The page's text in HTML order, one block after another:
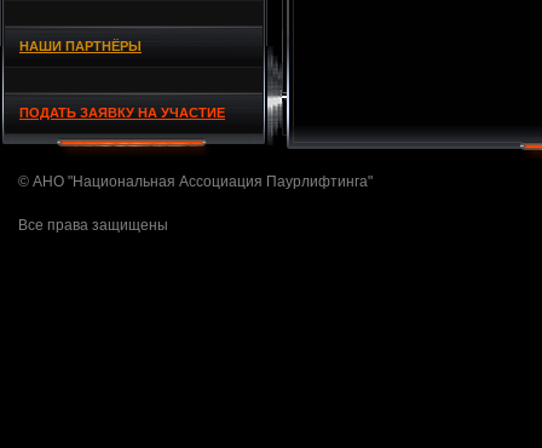
НАШИ ПАРТНЁРЫ
ПОДАТЬ ЗАЯВКУ НА УЧАСТИЕ
© АНО "Национальная Ассоциация Паурлифтинга"
Все права защищены